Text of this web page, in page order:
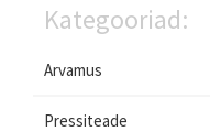
Kategooriad:
Arvamus
Pressiteade